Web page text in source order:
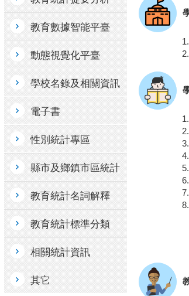
教育數據智能平臺
動態視覺化平臺
學校名錄及相關資訊
電子書
性別統計專區
縣市及鄉鎮市區統計
教育統計名詞解釋
教育統計標準分類
相關統計資訊
其它